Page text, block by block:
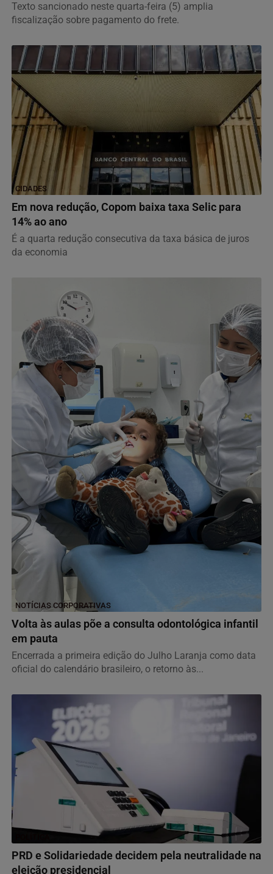
Texto sancionado neste quarta-feira (5) amplia
fiscalização sobre pagamento do frete.
CIDADES
Em nova redução, Copom baixa taxa Selic para
14% ao ano
É a quarta redução consecutiva da taxa básica de juros
da economia
NOTÍCIAS CORPORATIVAS
Volta às aulas põe a consulta odontológica infantil
em pauta
Encerrada a primeira edição do Julho Laranja como data
oficial do calendário brasileiro, o retorno às...
PRD e Solidariedade decidem pela neutralidade na
eleição presidencial